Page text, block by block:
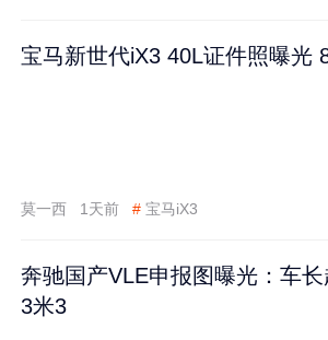
宝马新世代iX3 40L证件照曝光
莫一西 1天前 # 宝马iX3
奔驰国产VLE申报图曝光：车
3米3